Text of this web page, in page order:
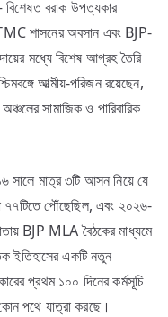
বিশেষত বরাক উপত্যকার
TMC শাসনের অবসান এবং BJP-
মধ্যে বিশেষ আগ্রহ তৈরি
আত্মীয়-পরিজন রয়েছেন,
সামাজিক ও পারিবারিক
সালে মাত্র ৩টি আসন নিয়ে যে
৭৭টিতে পৌঁছেছিল, এবং ২০২৬-
BJP MLA বৈঠকের মাধ্যমে
ইতিহাসের একটি নতুন
প্রথম ১০০ দিনের কর্মসূচি
পথে যাত্রা করছে।